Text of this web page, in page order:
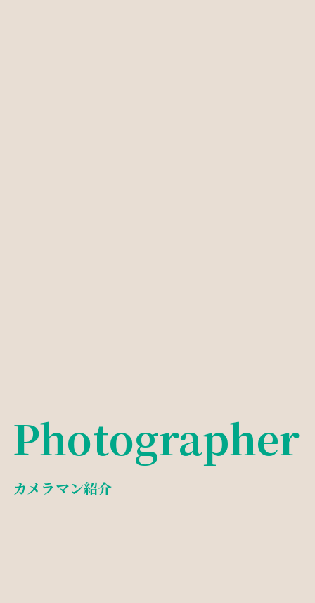
Photographer
カメラマン紹介